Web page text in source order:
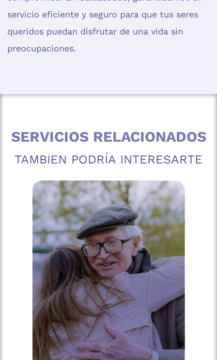
servicio eficiente y seguro para que tus seres
queridos puedan disfrutar de una vida sin
preocupaciones.
SERVICIOS RELACIONADOS
TAMBIEN PODRÍA INTERESARTE